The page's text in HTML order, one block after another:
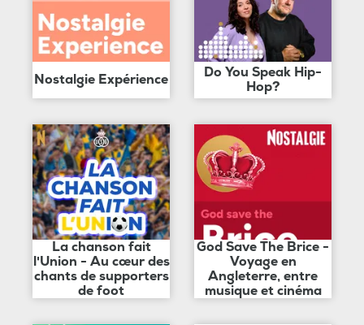
Nostalgie Expérience
Do You Speak Hip-
Hop?
La chanson fait
l'Union - Au cœur des
chants de supporters
de foot
God Save The Brice -
Voyage en
Angleterre, entre
musique et cinéma